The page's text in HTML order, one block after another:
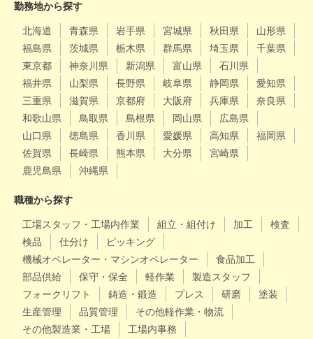
勤務地から探す
北海道 青森県 岩手県 宮城県 秋田県
山形県
福島県
茨城県 栃木県 群馬県 埼玉県
千葉県
東京都
神奈川県 新潟県 富山県
石川県
福井県
山梨県 長野県 岐阜県 静岡県
愛知県
三重県
滋賀県 京都府 大阪府 兵庫県
奈良県
和歌山県
鳥取県 島根県 岡山県
広島県
山口県
徳島県 香川県 愛媛県 高知県
福岡県
佐賀県
長崎県 熊本県 大分県
宮崎県
鹿児島県
沖縄県
職種から探す
工場スタッフ・工場内作業 組立・組付け 加工
検査
検品
仕分け
ピッキング
機械オペレーター・マシンオペレーター
食品加工
部品供給
保守・保全 軽作業
製造スタッフ
フォークリフト
鋳造・鍛造 プレス 研磨
塗装
生産管理
品質管理
その他軽作業・物流
その他製造業・工場
工場内事務